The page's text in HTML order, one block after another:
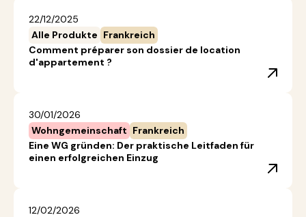
22/12/2025
Alle Produkte Frankreich
Comment préparer son dossier de location
d'appartement ?
30/01/2026
Wohngemeinschaft Frankreich
Eine WG gründen: Der praktische Leitfaden für
einen erfolgreichen Einzug
12/02/2026